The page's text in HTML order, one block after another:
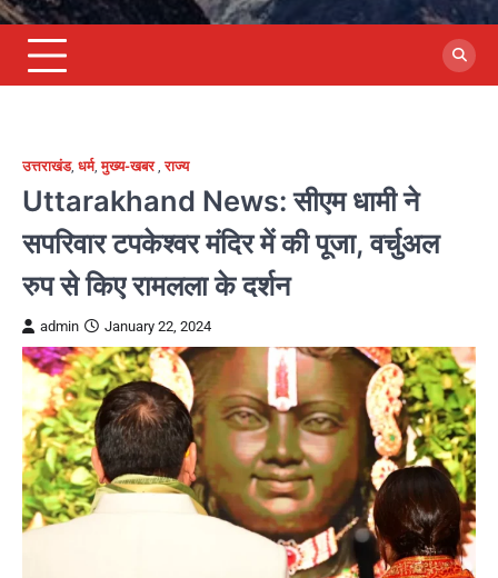
उत्तराखंड, धर्म,मुख्य-खबर,राज्य
Uttarakhand News: सीएम धामी ने
सपरिवार टपकेश्वर मंदिर में की पूजा, वर्चुअल
रुप से किए रामलला के दर्शन
admin January 22, 2024